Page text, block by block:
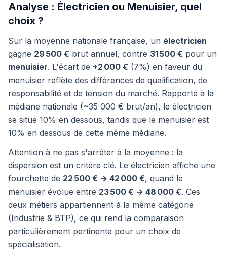
Analyse : Électricien ou Menuisier, quel
choix ?
Sur la moyenne nationale française, un électricien
gagne 29 500 € brut annuel, contre 31 500 € pour un
menuisier. L'écart de +2 000 € (7%) en faveur du
menuisier reflète des différences de qualification, de
responsabilité et de tension du marché. Rapporté à la
médiane nationale (~35 000 € brut/an), le électricien
se situe 10% en dessous, tandis que le menuisier est
10% en dessous de cette même médiane.
Attention à ne pas s'arrêter à la moyenne : la
dispersion est un critère clé. Le électricien affiche une
fourchette de 22 500 € → 42 000 €, quand le
menuisier évolue entre 23 500 € → 48 000 €. Ces
deux métiers appartiennent à la même catégorie
(Industrie & BTP), ce qui rend la comparaison
particulièrement pertinente pour un choix de
spécialisation.